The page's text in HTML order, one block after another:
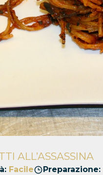
ALL’ASSASSINA
Facile Preparazione: